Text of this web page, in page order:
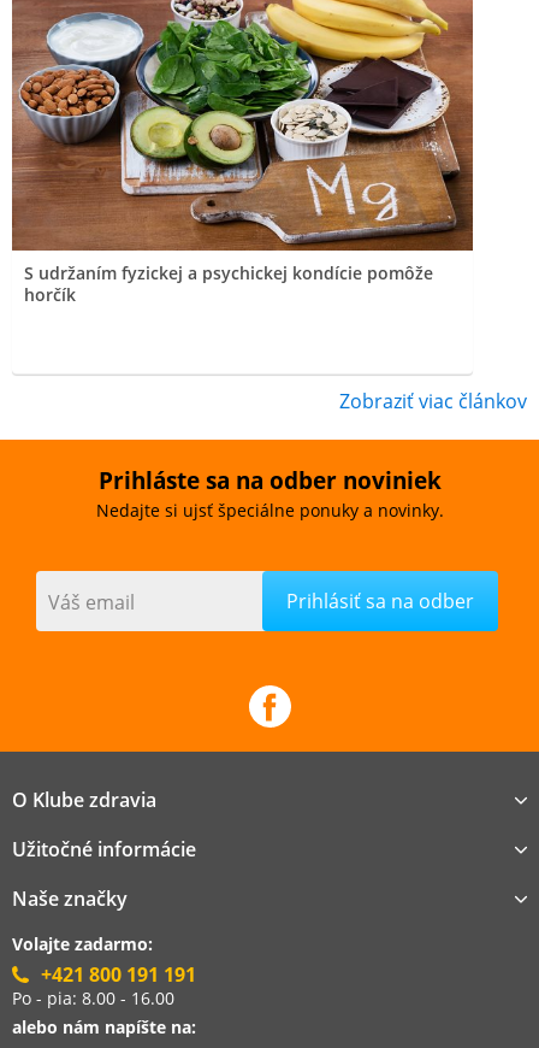
S udržaním fyzickej a psychickej kondície pomôže
horčík
Zobraziť viac článkov
Prihláste sa na odber noviniek
Nedajte si ujsť špeciálne ponuky a novinky.
Váš email
O Klube zdravia
Užitočné informácie
Naše značky
Volajte zadarmo:
+421 800 191 191
Po - pia: 8.00 - 16.00
alebo nám napíšte na: